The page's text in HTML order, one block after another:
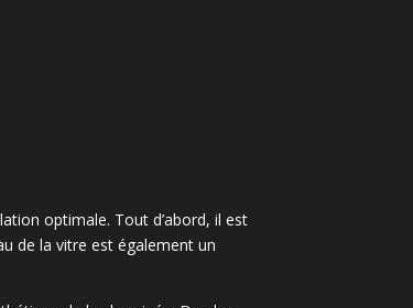
optimale. Tout d’abord, il est
de la vitre est également un